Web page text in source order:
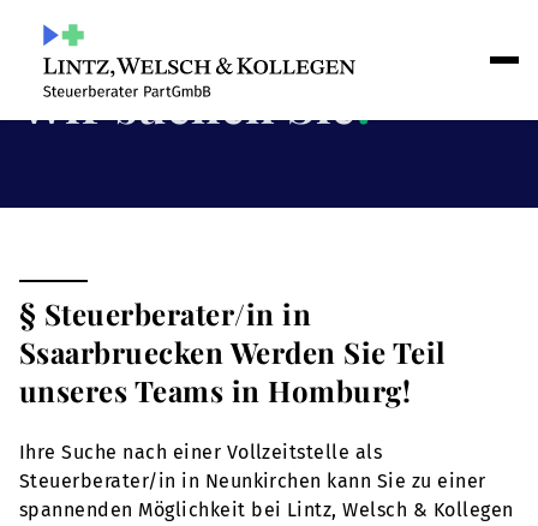
Wir suchen Sie!
§ Steuerberater/in in
Ssaarbruecken Werden Sie Teil
unseres Teams in Homburg!
Ihre Suche nach einer Vollzeitstelle als
Steuerberater/in in Neunkirchen kann Sie zu einer
spannenden Möglichkeit bei Lintz, Welsch & Kollegen